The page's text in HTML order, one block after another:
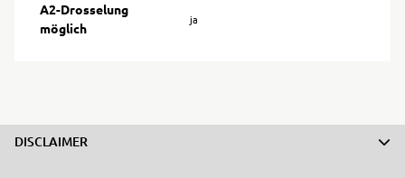
A2-Drosselung
möglich
ja
DISCLAIMER